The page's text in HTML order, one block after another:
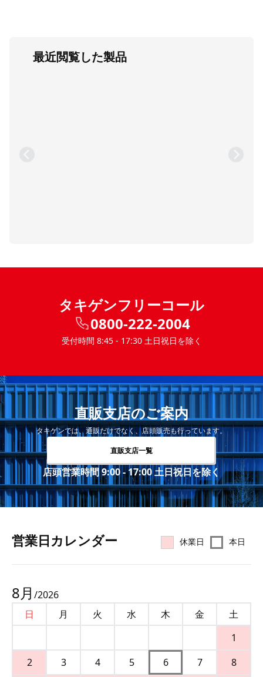
最近閲覧した製品
タキゲンフリーコール
0800-222-2004
受付時間 8:45 - 17:30 土日祝日を除く
直販支店のご案内
タキゲンでは、通販だけでなく、店頭販売も行っています。
直販支店一覧
店頭営業時間 9:00 - 17:00 土日祝日を除く
営業⽇カレンダー 休業日 本日
8月 /2026
日
月 火 水 木 金
土
1
2
3 4 5 6 7
8